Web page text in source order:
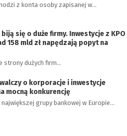
z konta osoby zapisanej w…
się o duże firmy. Inwestycje z KPO
158 mld zł napędzają popyt na
strony dużych firm…
o korporacje i inwestycje
mocną konkurencję
grupy bankowej w Europie…